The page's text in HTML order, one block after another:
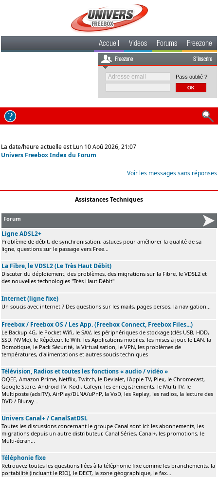
Accueil Videos Forums Freezone
Freezone S'inscrire
Pass oublié ?
La date/heure actuelle est Lun 10 Aoû 2026, 21:07
Univers Freebox Index du Forum
Voir les messages sans réponses
Assistances Techniques
Forum
Ligne ADSL2+
Problème de débit, de synchronisation, astuces pour améliorer la qualité de sa
ligne, questions sur le passage vers Free...
La Fibre, le VDSL2 (Le Très Haut Débit)
Discuter du déploiement, des problèmes, des migrations sur la Fibre, le VDSL2 et
des nouvelles technologies "Très Haut Débit"
Internet (ligne fixe)
Un soucis avec internet ? Des questions sur les mails, pages persos, la navigation...
Freebox / Freebox OS / Les App. (Freebox Connect, Freebox Files...)
Le Backup 4G, le Pocket Wifi, le SAV, les périphériques de stockage (clés USB, HDD,
SSD, NVMe), le Répéteur, le Wifi, les Applications mobiles, les mises à jour, le LAN, la
Domotique, le Pack Sécurité, la Virtualisation, le VPN, les problèmes de
températures, d'alimentations et autres soucis techniques
Télévision, Radios et toutes les fonctions « audio / vidéo »
OQEE, Amazon Prime, Netflix, Twitch, le Devialet, l'Apple TV, Plex, le Chromecast,
Google Store, Android TV, Kodi, Cafeyn, les enregistrements, le Multi TV, le
Multiposte (adslTV), AirPlay/DLNA/uPnP, la VoD, les Replay, les radios, la lecture des
DVD / Bluray...
Univers Canal+ / CanalSatDSL
Toutes les discussions concernant le groupe Canal sont ici: les abonnements, les
migrations depuis un autre distributeur, Canal Séries, Canal+, les promotions, le
Multi-écran...
Téléphonie fixe
Retrouvez toutes les questions liées à la téléphonie fixe comme les branchements, la
portabilité (incluant le RIO), le DECT, la zone géographique, le fax...